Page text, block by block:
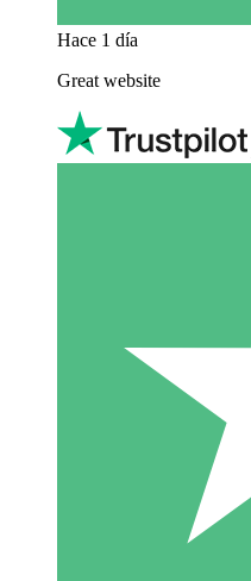
Hace 1 día
Great website